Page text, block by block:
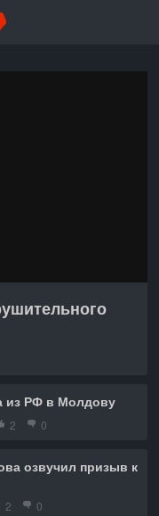
из РФ в Молдову
2 0
озвучил призыв к
2 0